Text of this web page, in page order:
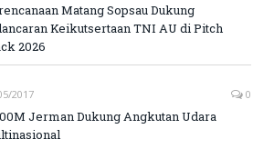
Matang Sopsau Dukung
Keikutsertaan TNI AU di Pitch
2026
2017 0
Jerman Dukung Angkutan Udara